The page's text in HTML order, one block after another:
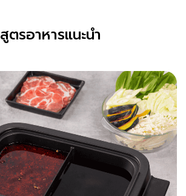
สูตรอาหารแนะนำ